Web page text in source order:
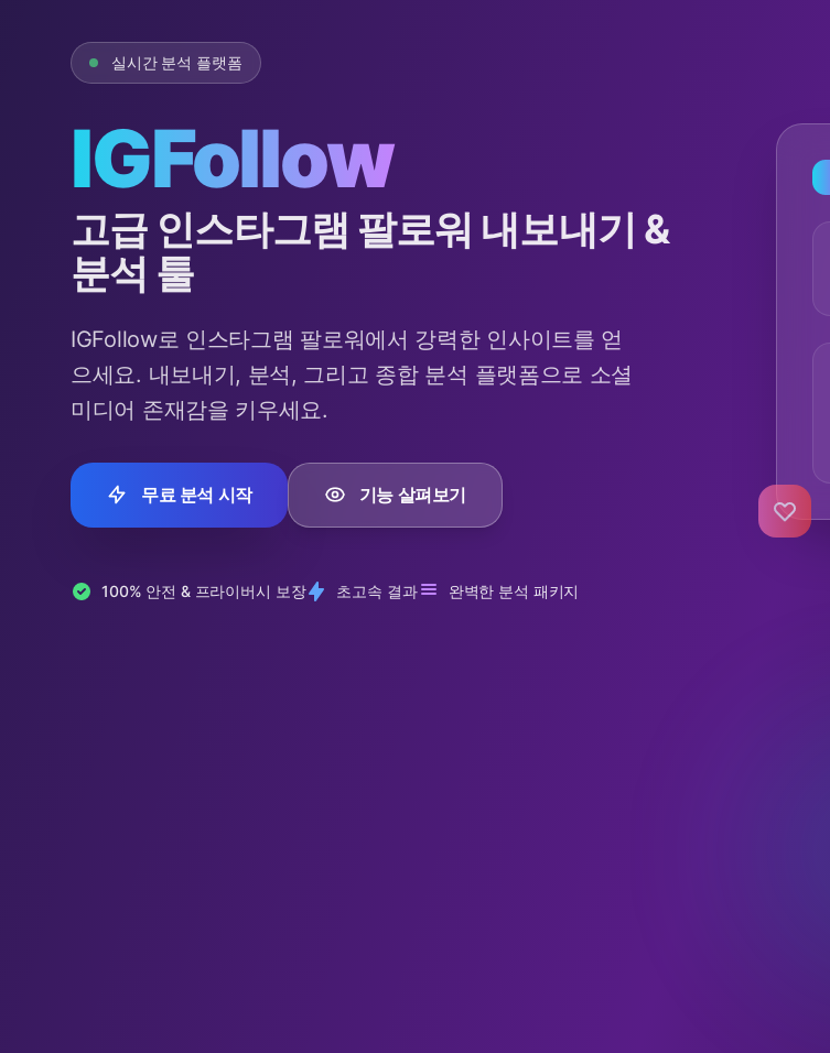
실시간 분석 플랫폼
IGFollow
고급 인스타그램 팔로워 내보내기 &
분석 툴
IGFollow로 인스타그램 팔로워에서 강력한 인사이트를 얻
으세요. 내보내기, 분석, 그리고 종합 분석 플랫폼으로 소셜
미디어 존재감을 키우세요.
무료 분석 시작 기능 살펴보기
100% 안전 & 프라이버시 보장 초고속 결과 완벽한 분석 패키지